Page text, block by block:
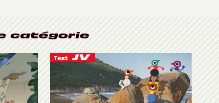
catégorie
Test